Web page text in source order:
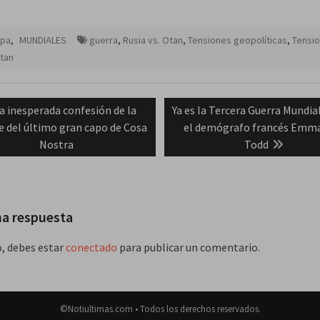
, MUNDIALES guerra, Rusia vs. Otan, Tensiones geopolíticas,
inesperada confesión de la
del último gran capo de Cosa
Nostra
Next
post:
Ya es la Tercera Guerra Mundial
el demógrafo francés
Todd
respuesta
debes estarconectado para publicar un comentario.
©Notiultimas.com • Todos los derechos reservados.